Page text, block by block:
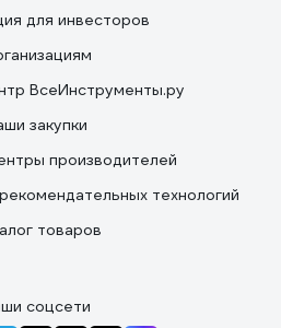
для инвесторов
ВсеИнструменты.ру
закупки
производителей
технологий
товаров
соцсети